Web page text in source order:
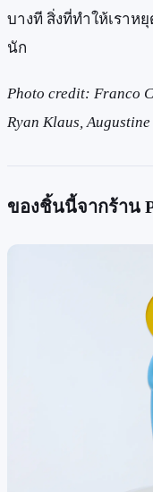
บางที สิ่งที่ทำให้เราห
นัก
Photo credit: Franco
Ryan Klaus,
ของชิ้นนี้จากร้าน